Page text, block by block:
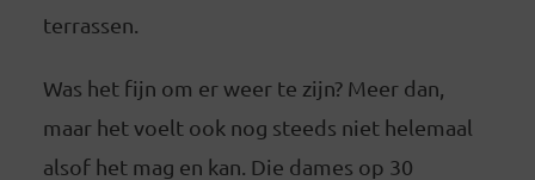
terrassen.
Was het fijn om er weer te zijn? Meer dan,
maar het voelt ook nog steeds niet helemaal
alsof het mag en kan. Die dames op 30